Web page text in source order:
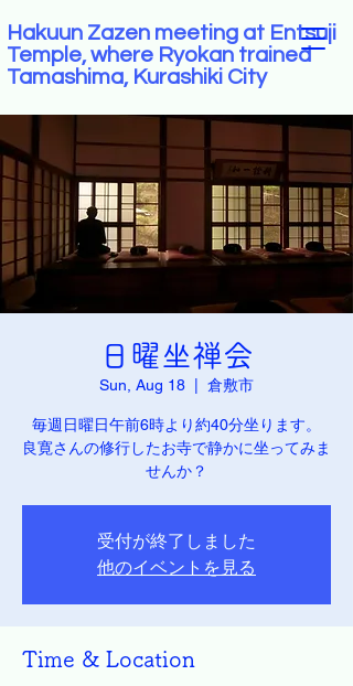
Hakuun Zazen meeting at Entsuji
Temple, where Ryokan trained
Tamashima, Kurashiki City
日曜坐禅会
Sun, Aug 18 倉敷市
毎週日曜日午前6時より約40分坐ります。
良寛さんの修行したお寺で静かに坐ってみま
せんか？
受付が終了しました
他のイベントを見る
Time & Location